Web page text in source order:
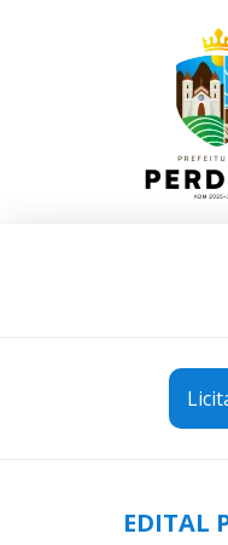
EDITAL